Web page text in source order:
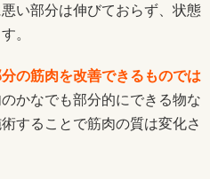
い部分は伸びておらず、状態
。
の筋肉を改善できるものでは
かなでも部分的にできる物な
することで筋肉の質は変化さ